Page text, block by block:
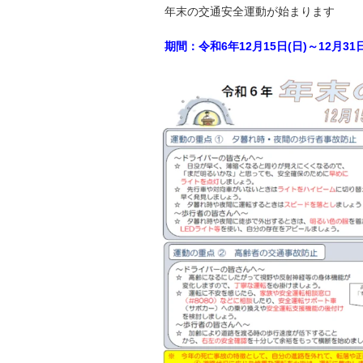
年末の交通安全運動が始まります
期間：令和6年12月15日(日)～12月31